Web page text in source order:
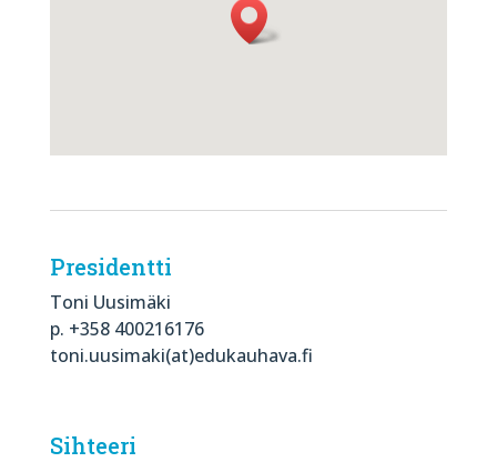
Presidentti
Toni Uusimäki
p. +358 400216176
toni.uusimaki(at)edukauhava.fi
Sihteeri